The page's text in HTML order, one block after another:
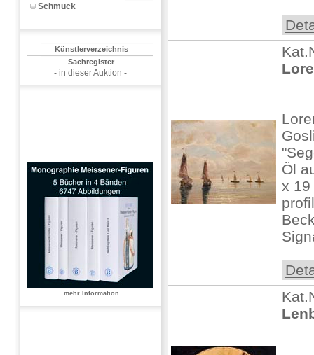
Schmuck
Künstlerverzeichnis
Sachregister
- in dieser Auktion -
mehr Information
Öl
x 19